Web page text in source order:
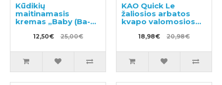
Kūdikių
maitinamasis
kremas „Baby (Ba-
12,50€ 25,00€
KAO Quick Le
žaliosios arbatos
kvapo valomosios
užpildas 250ml
18,98€ 20,98€